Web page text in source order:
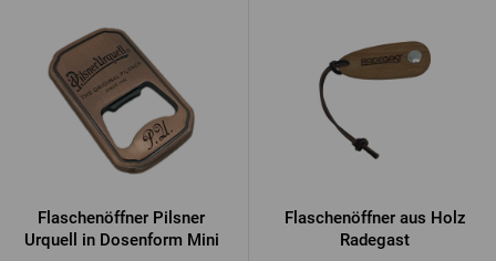
Flaschenöffner Pilsner
Urquell in Dosenform Mini
Flaschenöffner aus Holz
Radegast